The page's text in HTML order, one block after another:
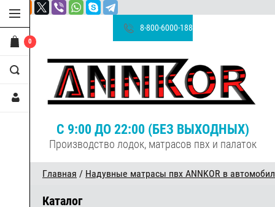
0
8-800-6000-188
С 9:00 ДО 22:00 (БЕЗ ВЫХОДНЫХ)
Производство лодок, матрасов пвх и палаток
Главная / Надувные матрасы пвх ANNKOR в
Каталог